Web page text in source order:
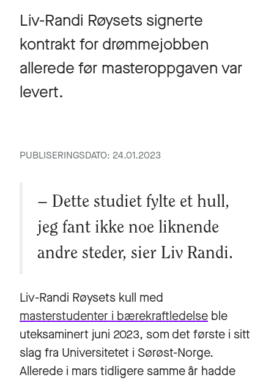
Liv-Randi Røysets signerte
kontrakt for drømmejobben
allerede før masteroppgaven var
levert.
PUBLISERINGSDATO: 24.01.2023
– Dette studiet fylte et hull,
jeg fant ikke noe liknende
andre steder, sier Liv Randi.
Liv-Randi Røysets kull med
masterstudenter i bærekraftledelse ble
uteksaminert juni 2023, som det første i sitt
slag fra Universitetet i Sørøst-Norge.
Allerede i mars tidligere samme år hadde